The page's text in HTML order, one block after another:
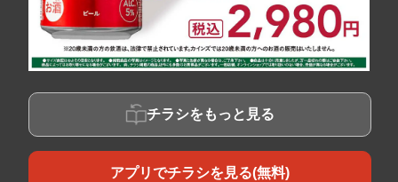
チラシをもっと見る
アプリでチラシを見る(無料)